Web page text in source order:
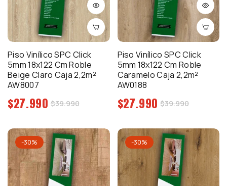
Piso Vinílico SPC Click
5mm 18x122 Cm Roble
Beige Claro Caja 2,2m²
AW8007
Precio
regular
$27.990Precio
venta
$39.990
Piso Vinílico SPC Click
5mm 18x122 Cm Roble
Caramelo Caja 2,2m²
AW0188
Precio
regular
$27.990 Precio
venta
$39.990
-30% -30%